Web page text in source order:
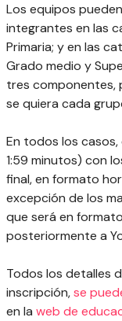
Los equipos
integrantes en las
Primaria; y en las
Grado medio y
tres componentes,
se quiera cada
En todos los
1:59 minutos) con
final, en formato
excepción de los
que será en
posteriormente a
Todos los detalles
inscripción,se
en la web de